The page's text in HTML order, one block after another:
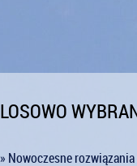
LOSOWO
» Nowoczesne